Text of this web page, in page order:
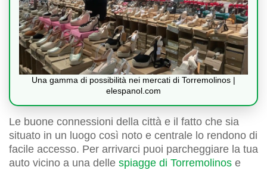
Una gamma di possibilità nei mercati di Torremolinos |
elespanol.com
Le buone connessioni della città e il fatto che sia
situato in un luogo così noto e centrale lo rendono di
facile accesso. Per arrivarci puoi parcheggiare la tua
auto vicino a una delle spiagge di Torremolinos e